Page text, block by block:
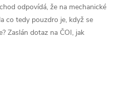
odpovídá, že na mechanické
co tedy pouzdro je, když se
Zaslán dotaz na ČOI, jak